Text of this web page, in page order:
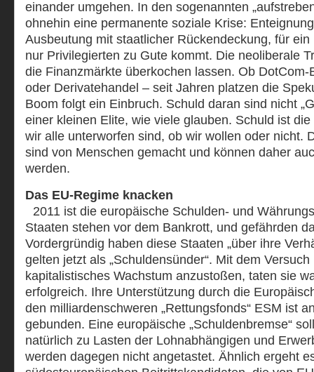
einander umgehen. In den sogenannten
ohnehin eine permanente soziale Krise:
Ausbeutung mit staatlicher Rückendeckung, für
nur Privilegierten zu Gute kommt. Die neoliberale
die Finanzmärkte überkochen lassen. Ob
oder Derivatehandel – seit Jahren platzen die
Boom folgt ein Einbruch. Schuld daran sind nicht
einer kleinen Elite, wie viele glauben. Schuld ist
wir alle unterworfen sind, ob wir wollen oder nicht.
sind von Menschen gemacht und können daher
werden.
Das EU-Regime knacken
2011 ist die europäische Schulden- und
Staaten stehen vor dem Bankrott, und gefährden
Vordergründig haben diese Staaten „über ihre
gelten jetzt als „Schuldensünder“. Mit dem
kapitalistisches Wachstum anzustoßen, taten sie
erfolgreich. Ihre Unterstützung durch die
den milliardenschweren „Rettungsfonds“ ESM ist
gebunden. Eine europäische „Schuldenbremse“
natürlich zu Lasten der Lohnabhängigen und
werden dagegen nicht angetastet. Ähnlich ergeht